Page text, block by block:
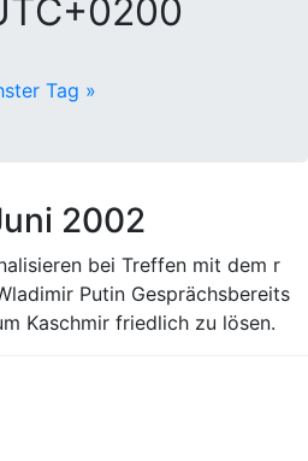
Tag »
2002
bei Treffen mit dem r
Putin Gesprächsbereits
Kaschmir friedlich zu lösen.